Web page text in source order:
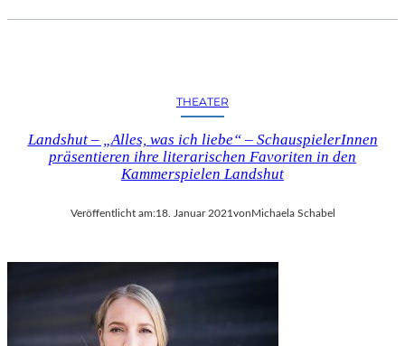
THEATER
Landshut – „Alles, was ich liebe“ – SchauspielerInnen
präsentieren ihre literarischen Favoriten in den
Kammerspielen Landshut
Veröffentlicht am:18. Januar 2021vonMichaela Schabel